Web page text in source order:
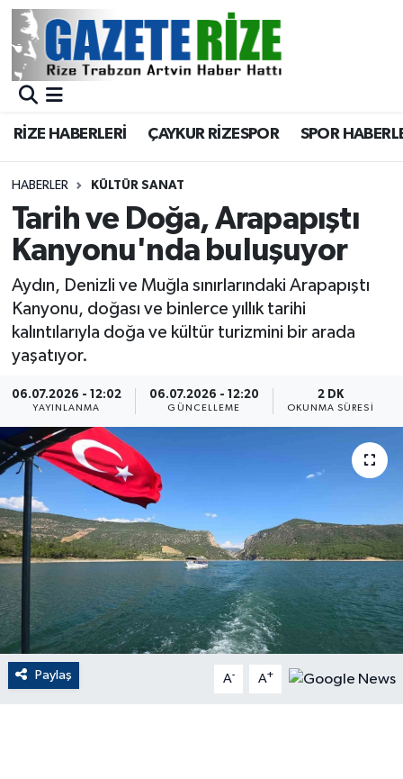
RİZE HABERLERİ ÇAYKUR RİZESPOR SPOR
HABERLER KÜLTÜR SANAT
Tarih ve Doğa, Arapapıştı
Kanyonu'nda buluşuyor
Aydın, Denizli ve Muğla sınırlarındaki Arapapıştı
Kanyonu, doğası ve binlerce yıllık tarihi
kalıntılarıyla doğa ve kültür turizmini bir arada
yaşatıyor.
06.07.2026 - 12:02
YAYINLANMA
06.07.2026 - 12:20
GÜNCELLEME
2 DK
OKUNMA SÜRESI
Paylaş A- A+
BÖLGEMİZ
Asayiş
Rize Jandarma Komutanlığı
Bilim Teknoloji
Bölge
Advertising news
Canlı Maç
ÇEVRE
Dış Haberler
Dünya
EKONOMİ
English News
Merkez Nöbetçi Eczaneler
Merkez Trafik Yoğunluk Haritası
Süper Lig Puan Durumu ve Fikstür
Tüm Manşetler
Son Dakika Haberleri
Haber Arşivi